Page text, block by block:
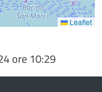
Leaflet
ore 10:29